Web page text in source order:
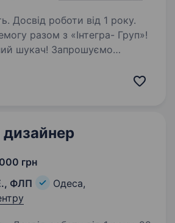
Досвід роботи від 1 року.
разом з «Інтегра- Груп»!
шукач! Запрошуємо
Груп» вже 20 років успішно
дизайнер
грн
ФЛП
Одеса,